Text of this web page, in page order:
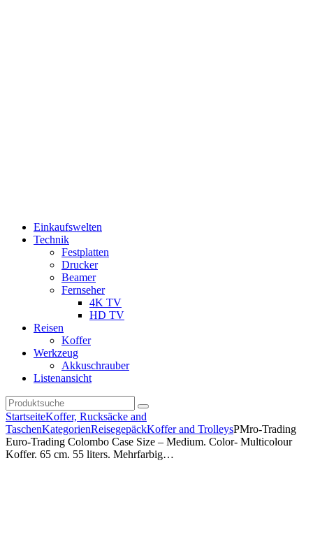
Einkaufswelten
Technik
Festplatten
Drucker
Beamer
Fernseher
4K TV
HD TV
Reisen
Koffer
Werkzeug
Akkuschrauber
Listenansicht
StartseiteKoffer, Rucksäcke and
TaschenKategorienReisegepäckKoffer and TrolleysPMro-Trading
Euro-Trading Colombo Case Size – Medium. Color- Multicolour
Koffer. 65 cm. 55 liters. Mehrfarbig…